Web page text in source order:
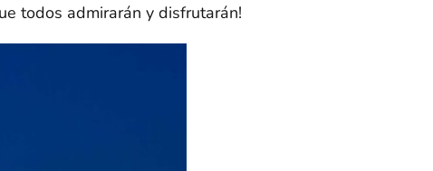
todos admirarán y disfrutarán!